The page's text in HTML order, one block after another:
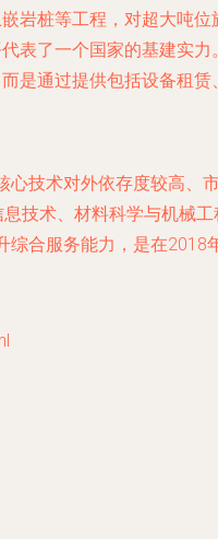
岩桩等工程，对超大吨
表了一个国家的基建实力。
是通过提供包括设备租
技术对外依存度较高
技术、材料科学与机械
合服务能力，是在2018